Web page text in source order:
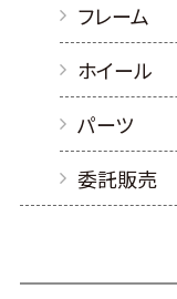
フレーム
ホイール
パーツ
委託販売